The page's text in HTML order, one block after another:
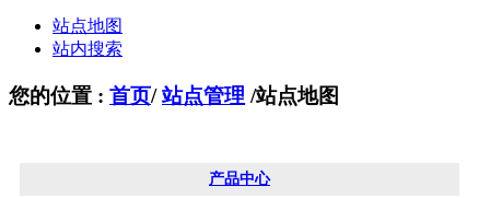
站点地图
站内搜索
您的位置 : 首页/ 站点管理 /站点地图
产品中心